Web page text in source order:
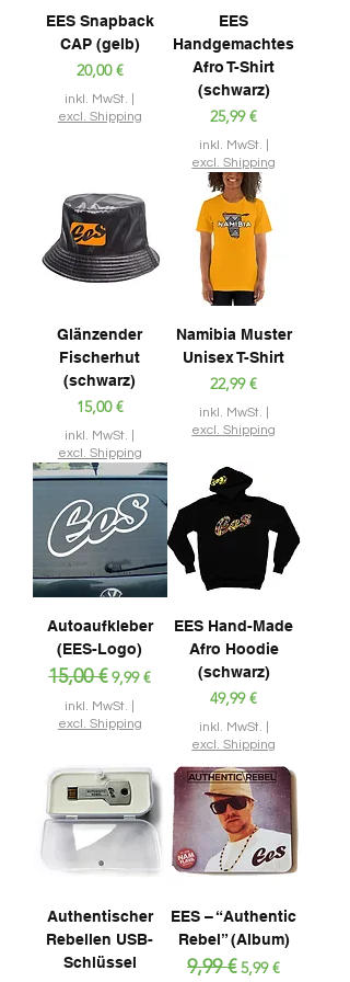
EES Snapback
CAP (gelb)
Preis
20,00 €
inkl. MwSt.
excl. Shipping
EES
Handgemachtes
Afro T-Shirt
(schwarz)
Preis
25,99 €
inkl. MwSt.
excl. Shipping
Glänzender
Fischerhut
(schwarz)
Preis
15,00 €
inkl. MwSt.
excl. Shipping
Namibia Muster
Unisex T-Shirt
Preis
22,99 €
inkl. MwSt.
excl. Shipping
Autoaufkleber
(EES-Logo)
Standardpreis
15,00 € Sale-Preis
9,99 €
inkl. MwSt.
excl. Shipping
EES Hand-Made
Afro Hoodie
(schwarz)
Preis
49,99 €
inkl. MwSt.
excl. Shipping
Authentischer
Rebellen USB-
Schlüssel
EES – “Authentic
Rebel” (Album)
Standardpreis
9,99 € Sale-Preis
5,99 €